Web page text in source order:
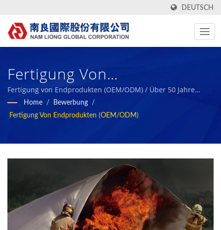
DEUTSCH
Fertigung Von
Fertigprodukten (OEM/ODM)
/ Textilhersteller Aus Taiwan
Fertigung von Endprodukten (OEM/ODM) / Über 50 Jahre
Hersteller von Hochleistungs-Technical Fabric und Bio-
Gummischaum | Nam Liong
Home / Bewerbung
/
Fertigung Von Endprodukten (OEM/ODM)